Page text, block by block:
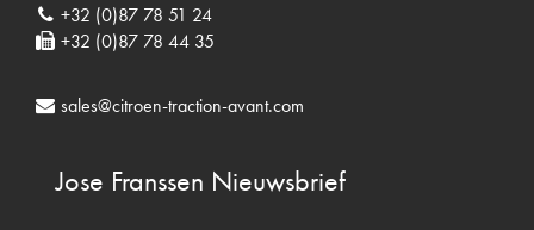
+32 (0)87 78 51 24
+32 (0)87 78 44 35
sales@citroen-traction-avant.com
Jose Franssen Nieuwsbrief